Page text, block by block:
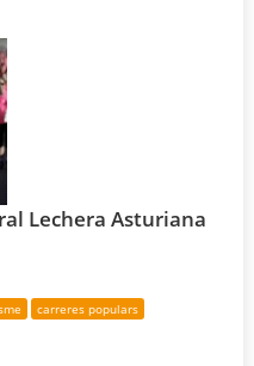
Lechera Asturiana
carreres populars